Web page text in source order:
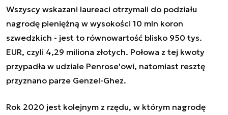
Wszyscy wskazani laureaci otrzymali do podziału
nagrodę pieniężną w wysokości 10 mln koron
szwedzkich - jest to równowartość blisko 950 tys.
EUR, czyli 4,29 miliona złotych. Połowa z tej kwoty
przypadła w udziale Penrose'owi, natomiast resztę
przyznano parze Genzel-Ghez.
Rok 2020 jest kolejnym z rzędu, w którym nagrodę